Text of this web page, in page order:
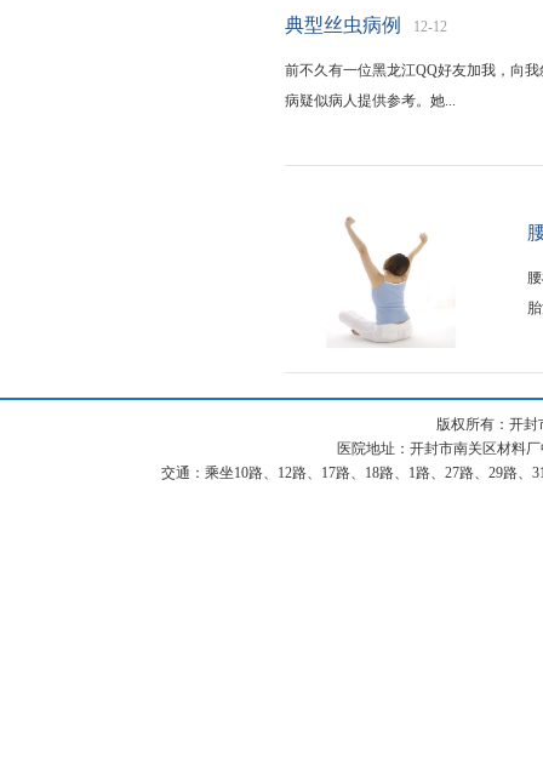
典型丝虫病例 12-12
前不久有一位黑龙江QQ好友加我，向
病疑似病人提供参考。她...
版权所有：开
医院地址：开封市南关区材料
交通：乘坐10路、12路、17路、18路、1路、27路、29路